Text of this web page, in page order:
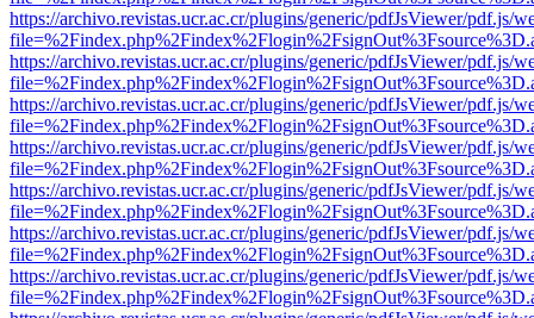
https://archivo.revistas.ucr.ac.cr/plugins/generic/pdfJsViewer/pdf.js/
https://archivo.revistas.ucr.ac.cr/plugins/generic/pdfJsViewer/pdf.js/
https://archivo.revistas.ucr.ac.cr/plugins/generic/pdfJsViewer/pdf.js/
https://archivo.revistas.ucr.ac.cr/plugins/generic/pdfJsViewer/pdf.js/
https://archivo.revistas.ucr.ac.cr/plugins/generic/pdfJsViewer/pdf.js/
https://archivo.revistas.ucr.ac.cr/plugins/generic/pdfJsViewer/pdf.js/
https://archivo.revistas.ucr.ac.cr/plugins/generic/pdfJsViewer/pdf.js/